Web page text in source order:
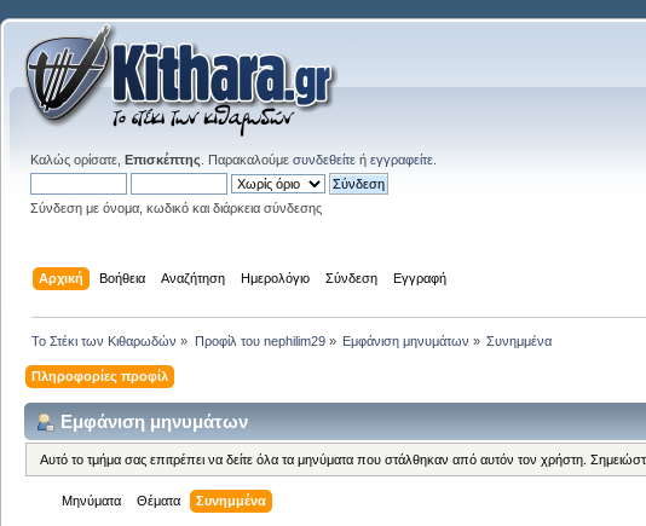
Καλώς ορίσατε, Επισκέπτης . Παρακαλούμε συνδεθείτε ή εγγραφείτε
Σύνδεση με όνομα, κωδικό και διάρκεια σύνδεσης
Αρχική Βοήθεια Αναζήτηση Ημερολόγιο Σύνδεση Εγγραφή
Το Στέκι των Κιθαρωδών » Προφίλ του nephilim29» Εμφάνιση μηνυμάτων » Συνημμένα
Πληροφορίες προφίλ
Εμφάνιση μηνυμάτων
Αυτό το τμήμα σας επιτρέπει να δείτε όλα τα μηνύματα που στάλθηκαν από αυτόν τον χρήστη.
Μηνύματα Θέματα Συνημμένα